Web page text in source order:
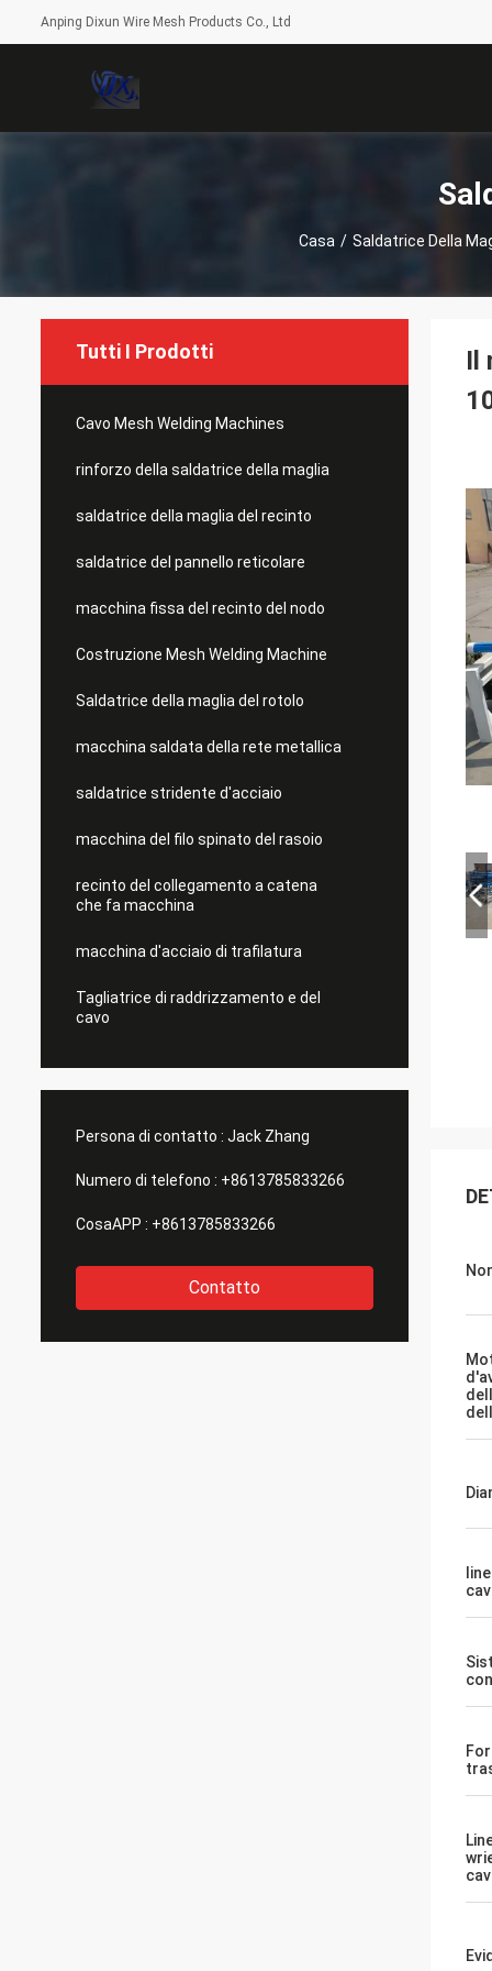
Anping Dixun Wire Mesh Products Co., Ltd
Casa / Saldatrice Della
Tutti I Prodotti
Cavo Mesh Welding Machines
rinforzo della saldatrice della maglia
saldatrice della maglia del recinto
saldatrice del pannello reticolare
macchina fissa del recinto del nodo
Costruzione Mesh Welding Machine
Saldatrice della maglia del rotolo
macchina saldata della rete metallica
saldatrice stridente d'acciaio
macchina del filo spinato del rasoio
recinto del collegamento a catena
che fa macchina
macchina d'acciaio di trafilatura
Tagliatrice di raddrizzamento e del
cavo
Persona di contatto : Jack Zhang
Numero di telefono : +8613785833266
CosaAPP : +8613785833266
Contatto
Il